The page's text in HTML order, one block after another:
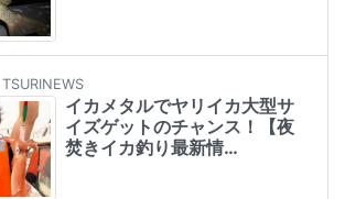
TSURINEWS
イカメタルでヤリイカ大型サ
イズゲットのチャンス！【夜
焚きイカ釣り最新情…